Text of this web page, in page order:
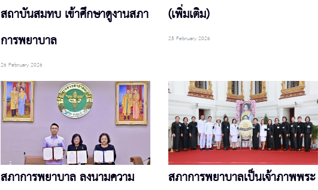
สถาบันสมทบ เข้าศึกษาดูงานสภา
การพยาบาล
26 February 2026
(เพิ่มเติม)
25 February 2026
สภาการพยาบาล ลงนามความ
สภาการพยาบาลเป็นเจ้าภาพพระ